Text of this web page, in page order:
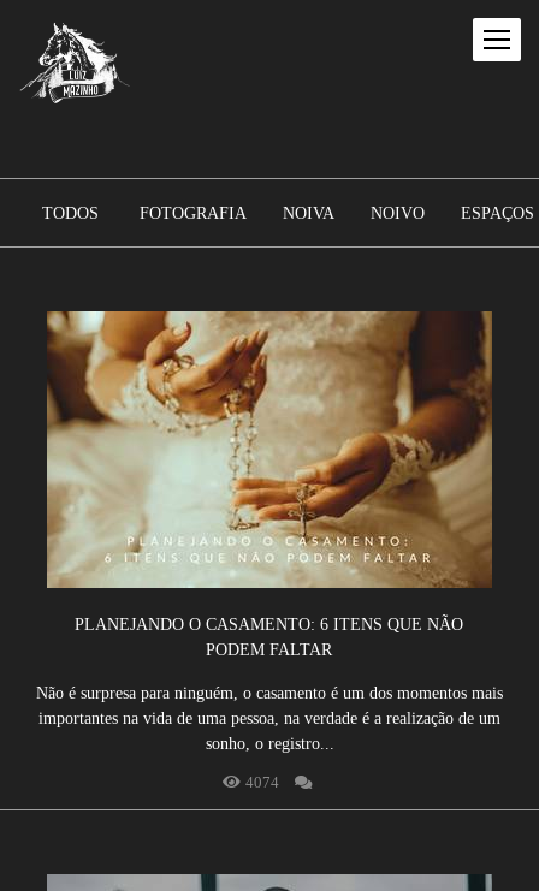
TODOS FOTOGRAFIA NOIVA NOIVO ESPAÇOS
PLANEJANDO O CASAMENTO: 6 ITENS QUE NÃO
PODEM FALTAR
4074
Não é surpresa para ninguém, o casamento é um dos momentos mais
importantes na vida de uma pessoa, na verdade é a realização de um
sonho, o registro...